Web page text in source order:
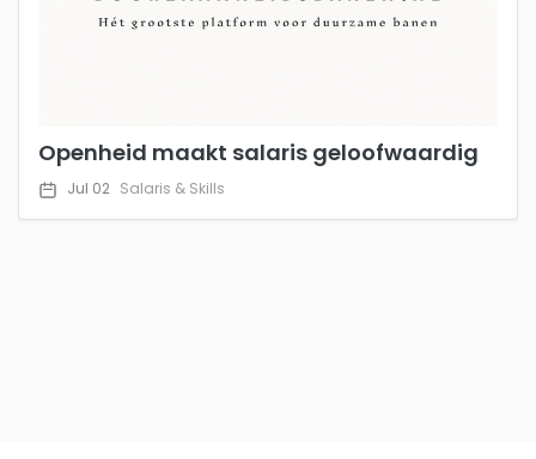
Openheid maakt salaris geloofwaardig
Jul 02 Salaris & Skills